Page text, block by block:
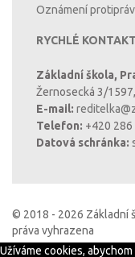
Oznámení
RYCHLÉ
Základní škola,
Žernosecká 3/
E-mail:
Telefon: +420
Datová schránka:
© 2018 - 2026 Základní
práva vyhrazena
Užíváme cookies,